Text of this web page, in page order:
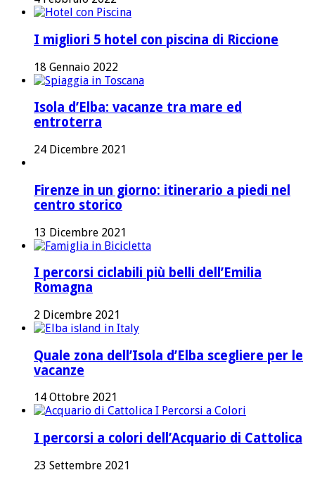
I migliori 5 hotel con piscina di Riccione
18 Gennaio 2022
Isola d’Elba: vacanze tra mare ed
entroterra
24 Dicembre 2021
Firenze in un giorno: itinerario a piedi nel
centro storico
13 Dicembre 2021
I percorsi ciclabili più belli dell’Emilia
Romagna
2 Dicembre 2021
Quale zona dell’Isola d’Elba scegliere per le
vacanze
14 Ottobre 2021
I percorsi a colori dell’Acquario di Cattolica
23 Settembre 2021